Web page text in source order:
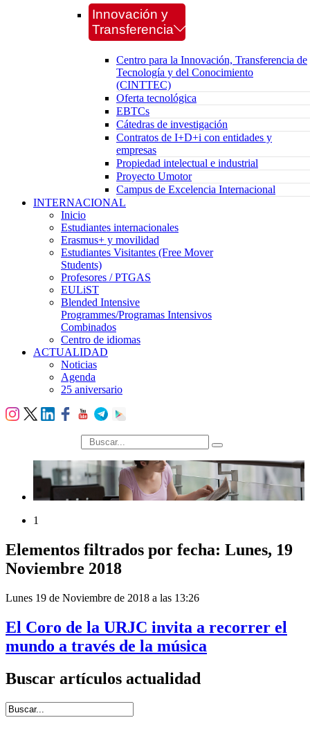
Innovación y
Transferencia
Centro para la Innovación, Transferencia de
Tecnología y del Conocimiento
(CINTTEC)
Oferta tecnológica
EBTCs
Cátedras de investigación
Contratos de I+D+i con entidades y
empresas
Propiedad intelectual e industrial
Proyecto Umotor
Campus de Excelencia Internacional
INTERNACIONAL
Inicio
Estudiantes internacionales
Erasmus+ y movilidad
Estudiantes Visitantes (Free Mover
Students)
Profesores / PTGAS
EULiST
Blended Intensive
Programmes/Programas Intensivos
Combinados
Centro de idiomas
ACTUALIDAD
Noticias
Agenda
25 aniversario
búsqueda
1
Elementos filtrados por fecha: Lunes, 19
Noviembre 2018
Lunes 19 de Noviembre de 2018 a las 13:26
El Coro de la URJC invita a recorrer el
mundo a través de la música
Buscar artículos actualidad
Introduce términos de búsqueda